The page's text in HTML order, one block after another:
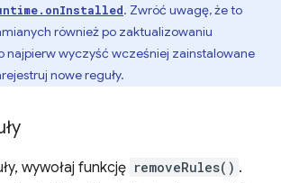
. Zwróć uwagę, że to
również po zaktualizowaniu
najpierw wyczyść wcześniej zainstalowane
nowe reguły.
wywołaj funkcję removeRules() .